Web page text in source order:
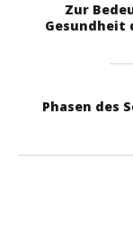
Zur
Gesundheit
Phasen des